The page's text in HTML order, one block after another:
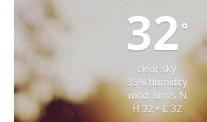
32 °
clear sky
35% humidity
wind: 8m/s N
H 32 • L 32